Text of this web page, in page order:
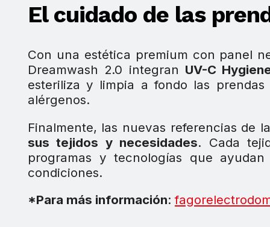
El cuidado de las
Con una estética premium con panel
Dreamwash 2.0 integran UV-C
esteriliza y limpia a fondo las
alérgenos.
Finalmente, las nuevas referencias de
sus tejidos y necesidades. Cada
programas y tecnologías que
condiciones.
*Para más información: